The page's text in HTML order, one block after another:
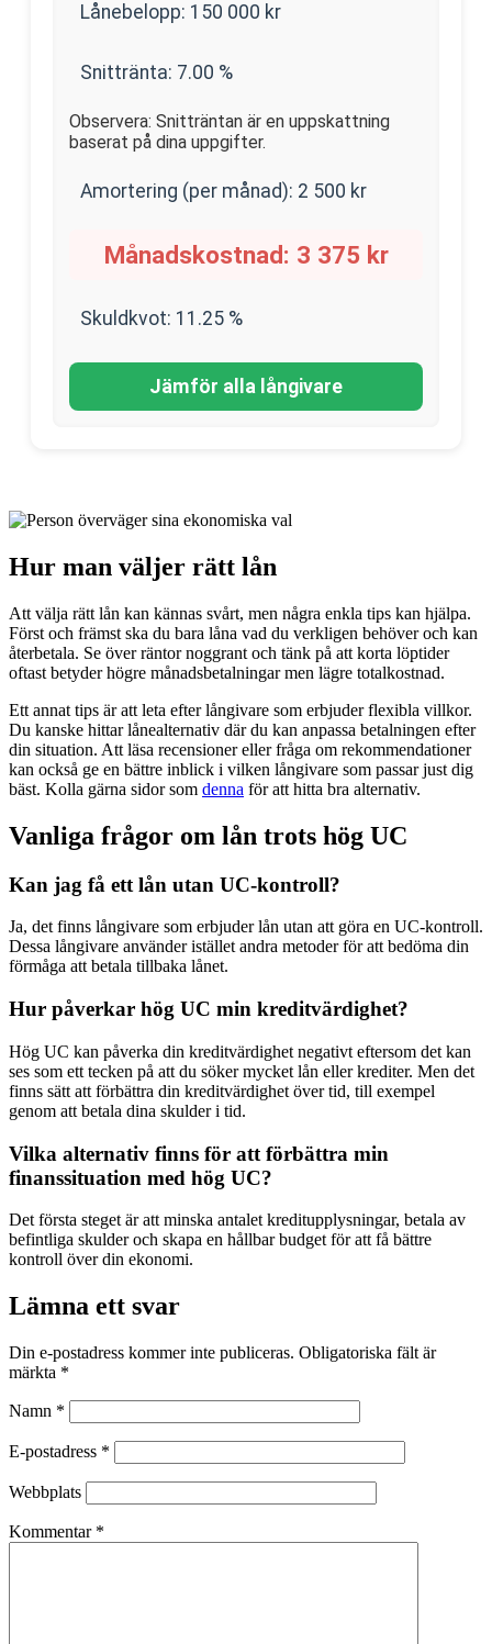
Lånebelopp: 150 000 kr
Snittränta: 7.00 %
Observera: Snitträntan är en uppskattning
baserat på dina uppgifter.
Amortering (per månad): 2 500 kr
Månadskostnad: 3 375 kr
Skuldkvot: 11.25 %
Jämför alla långivare
Hur man väljer rätt lån
Att välja rätt lån kan kännas svårt, men några enkla tips kan hjälpa.
Först och främst ska du bara låna vad du verkligen behöver och kan
återbetala. Se över räntor noggrant och tänk på att korta löptider
oftast betyder högre månadsbetalningar men lägre totalkostnad.
Ett annat tips är att leta efter långivare som erbjuder flexibla villkor.
Du kanske hittar lånealternativ där du kan anpassa betalningen efter
din situation. Att läsa recensioner eller fråga om rekommendationer
kan också ge en bättre inblick i vilken långivare som passar just dig
bäst. Kolla gärna sidor som denna för att hitta bra alternativ.
Vanliga frågor om lån trots hög UC
Kan jag få ett lån utan UC-kontroll?
Ja, det finns långivare som erbjuder lån utan att göra en UC-kontroll.
Dessa långivare använder istället andra metoder för att bedöma din
förmåga att betala tillbaka lånet.
Hur påverkar hög UC min kreditvärdighet?
Hög UC kan påverka din kreditvärdighet negativt eftersom det kan
ses som ett tecken på att du söker mycket lån eller krediter. Men det
finns sätt att förbättra din kreditvärdighet över tid, till exempel
genom att betala dina skulder i tid.
Vilka alternativ finns för att förbättra min
finanssituation med hög UC?
Det första steget är att minska antalet kreditupplysningar, betala av
befintliga skulder och skapa en hållbar budget för att få bättre
kontroll över din ekonomi.
Lämna ett svar
Din e-postadress kommer inte publiceras. Obligatoriska fält är
märkta *
Namn *
E-postadress *
Webbplats
Kommentar *